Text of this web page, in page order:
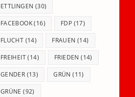
ETTLINGEN (30)
FACEBOOK(16) FDP (17)
FLUCHT (14) FRAUEN (14)
FREIHEIT(14) FRIEDEN (14)
GENDER (13) GRÜN (11)
GRÜNE (92)